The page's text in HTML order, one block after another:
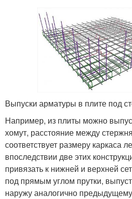
Выпуски арматуры в плите под
Например, из плиты можно
хомут, расстояние между
соответствует размеру каркаса
впоследствии две этих
привязать к нижней и верхней
под прямым углом прутки,
наружу аналогично